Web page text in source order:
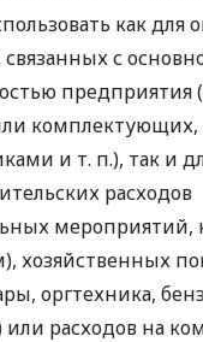
как для
связанных с
предприятия
комплектующих,
и т. п.), так и
расходов
мероприятий,
хозяйственных
оргтехника,
или расходов на